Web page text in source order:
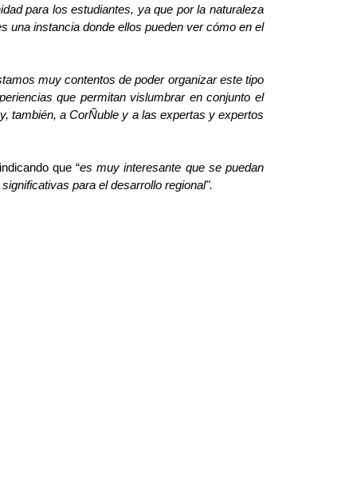
para los estudiantes, ya que por la naturaleza
una instancia donde ellos pueden ver cómo en el
muy contentos de poder organizar este tipo
que permitan vislumbrar en conjunto el
también, a CorÑuble y a las expertas y expertos
que “es muy interesante que se puedan
para el desarrollo regional".